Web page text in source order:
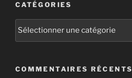
CATÉGORIES
COMMENTAIRES RÉCENTS